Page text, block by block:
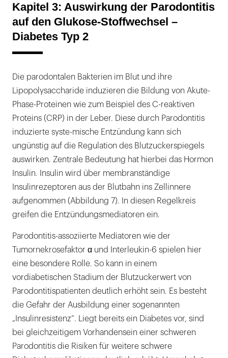
Kapitel 3: Auswirkung der Parodontitis
auf den Glukose-Stoffwechsel –
Diabetes Typ 2
Die parodontalen Bakterien im Blut und ihre
Lipopolysaccharide induzieren die Bildung von Akute-
Phase-Proteinen wie zum Beispiel des C-reaktiven
Proteins (CRP) in der Leber. Diese durch Parodontitis
induzierte syste-mische Entzündung kann sich
ungünstig auf die Regulation des Blutzuckerspiegels
auswirken. Zentrale Bedeutung hat hierbei das Hormon
Insulin. Insulin wird über membranständige
Insulinrezeptoren aus der Blutbahn ins Zellinnere
aufgenommen (Abbildung 7). In diesen Regelkreis
greifen die Entzündungsmediatoren ein.
Parodontitis-assoziierte Mediatoren wie der
Tumornekrosefaktor α und Interleukin-6 spielen hier
eine besondere Rolle. So kann in einem
vordiabetischen Stadium der Blutzuckerwert von
Parodontitispatienten deutlich erhöht sein. Es besteht
die Gefahr der Ausbildung einer sogenannten
„Insulinresistenz“. Liegt bereits ein Diabetes vor, sind
bei gleichzeitigem Vorhandensein einer schweren
Parodontitis die Risiken für weitere schwere